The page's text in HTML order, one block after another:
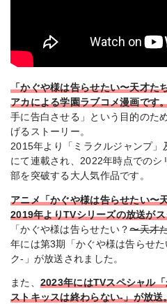
「かぐや様は告らせたい〜天才た
アカによる学園ラブコメ漫画です
手に告白させる」という目的のた
げるストーリー。
2015年より「ミラクルジャンプ」
にて連載され、2022年時点での
部を突破する大人気作品です。
アニメ「かぐや様は告らせたい〜
2019年よりTVシリーズの放送が
「かぐや様は告らせたい？〜天才
年には第3期「かぐや様は告らせ
ク-」が放送されました。
また、 2023年にはTVスペシャル
ストキッスは終わらない-」が放送